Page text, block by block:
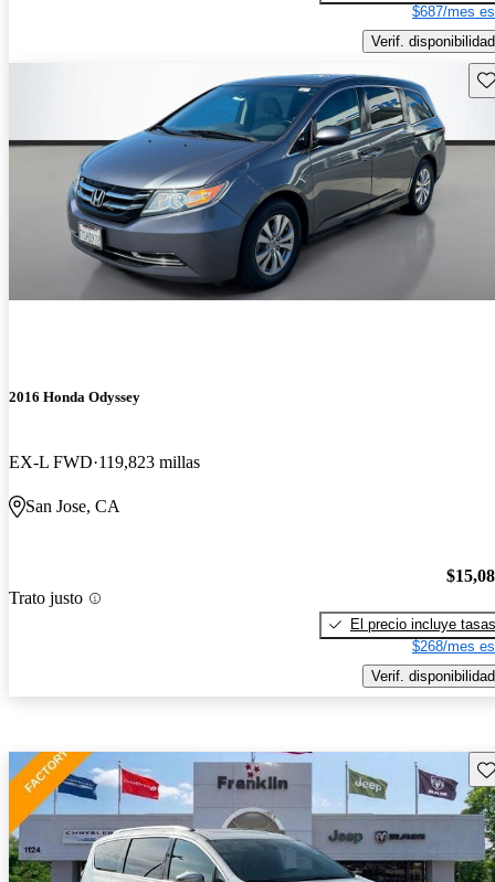
$687/mes
Verif. disponibilidad
2016 Honda Odyssey
EX-L FWD 119,823 millas
San Jose, CA
Trato justo
El precio incluye tasas
$268/mes
Verif. disponibilidad